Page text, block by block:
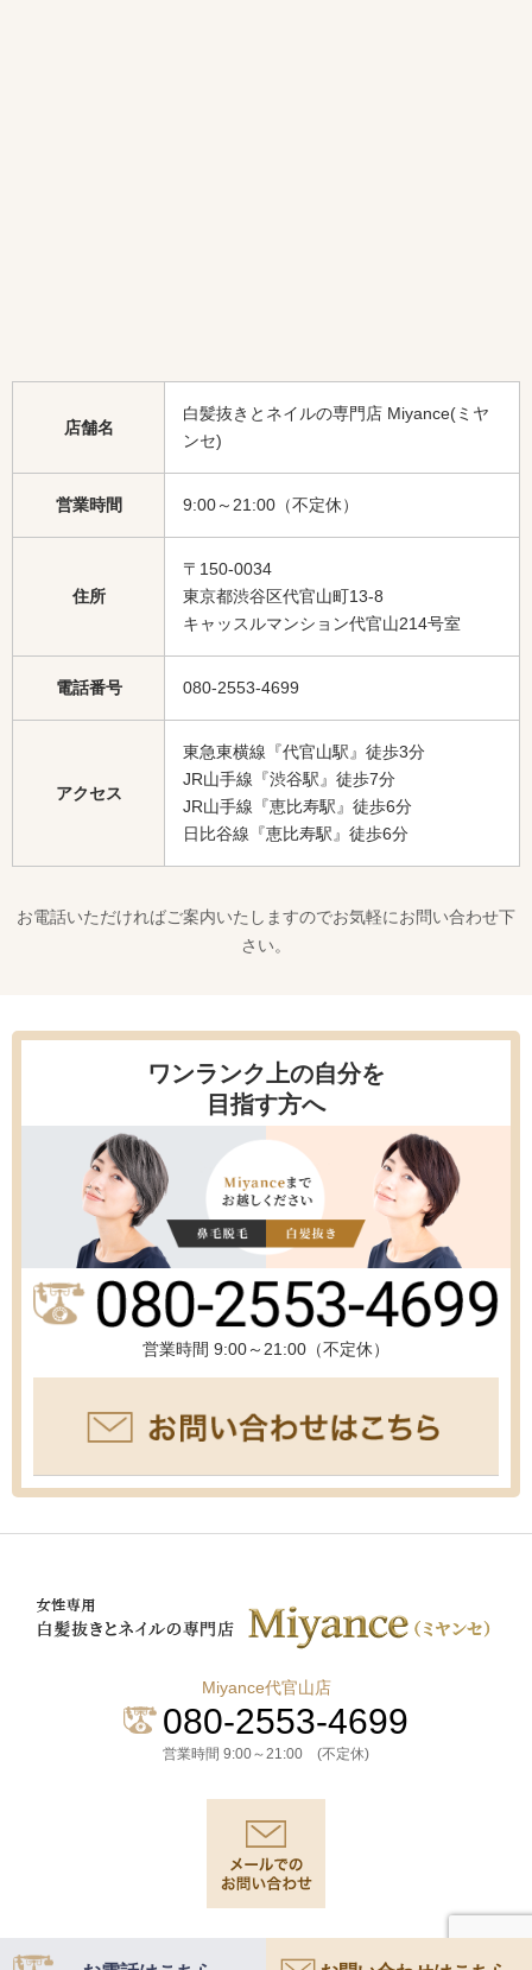
店舗名
白髪抜きとネイルの専門店 Miyance(ミヤ
ンセ)
営業時間 9:00～21:00（不定休）
住所
〒150-0034
東京都渋谷区代官山町13-8
キャッスルマンション代官山214号室
電話番号 080-2553-4699
アクセス
東急東横線『代官山駅』徒歩3分
JR山手線『渋谷駅』徒歩7分
JR山手線『恵比寿駅』徒歩6分
日比谷線『恵比寿駅』徒歩6分
お電話いただければご案内いたしますのでお気軽にお問い合わせ下
さい。
ワンランク上の自分を
目指す方へ
営業時間 9:00～21:00（不定休）
Miyance代官山店
080-2553-4699
営業時間 9:00～21:00 (不定休)
白髪抜きとネイルの専門店Miyance(ミヤンセ)